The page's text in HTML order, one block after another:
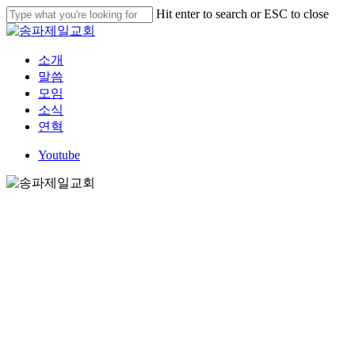
Skip
to
main
Hit enter to search or ESC to close
Close
Menu
소개
말씀
모임
소식
연혁
Youtube